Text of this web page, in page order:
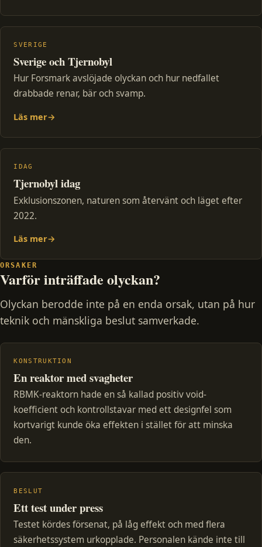
SVERIGE
Sverige och Tjernobyl
Hur Forsmark avslöjade olyckan och hur nedfallet
drabbade renar, bär och svamp.
Läs mer→
IDAG
Tjernobyl idag
Exklusionszonen, naturen som återvänt och läget efter
2022.
Läs mer→
ORSAKER
Varför inträffade olyckan?
Olyckan berodde inte på en enda orsak, utan på hur
teknik och mänskliga beslut samverkade.
KONSTRUKTION
En reaktor med svagheter
RBMK-reaktorn hade en så kallad positiv void-
koefficient och kontrollstavar med ett designfel som
kortvarigt kunde öka effekten i stället för att minska
den.
BESLUT
Ett test under press
Testet kördes försenat, på låg effekt och med flera
säkerhetssystem urkopplade. Personalen kände inte till